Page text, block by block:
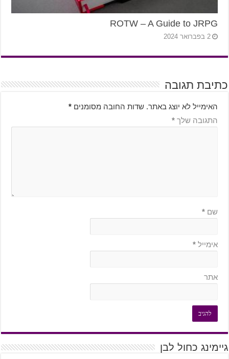
ROTW – A Guide to JRPG
2 בפברואר 2024
תגובה
האימייל לא יוצג באתר. שדות החובה מסומנים*
התגובה שלך*
שם*
אימייל*
אתר
כחול לבן